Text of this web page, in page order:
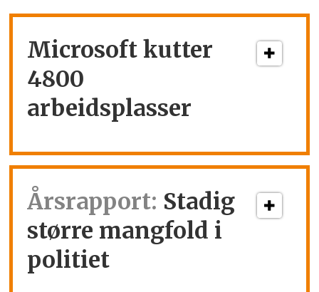
Microsoft kutter
4800
arbeidsplasser
Årsrapport: Stadig
større mangfold i
politiet